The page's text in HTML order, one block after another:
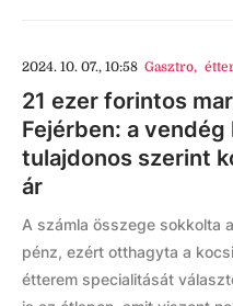
2024. 10. 07., 10:58 Gasztro,
21 ezer forintos
Fejérben: a vendég
tulajdonos szerint
ár
A számla összege sokkolta
pénz, ezért otthagyta a
étterem specialitását